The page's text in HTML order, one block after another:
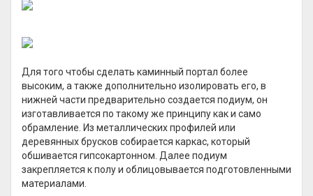
Для того чтобы сделать каминный портал более
высоким, а также дополнительно изолировать его, в
нижней части предварительно создается подиум, он
изготавливается по такому же принципу как и само
обрамление. Из металлических профилей или
деревянных брусков собирается каркас, который
обшивается гипсокартонном. Далее подиум
закрепляется к полу и облицовывается подготовленными
материалами.